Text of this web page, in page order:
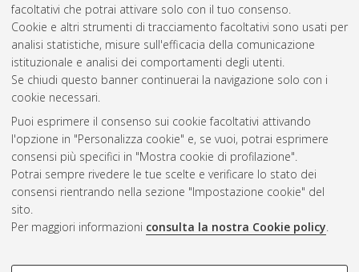
facoltativi che potrai attivare solo con il tuo consenso.
Cookie e altri strumenti di tracciamento facoltativi sono usati per
analisi statistiche, misure sull'efficacia della comunicazione
istituzionale e analisi dei comportamenti degli utenti.
Se chiudi questo banner continuerai la navigazione solo con i
cookie necessari.
Puoi esprimere il consenso sui cookie facoltativi attivando
l'opzione in "Personalizza cookie" e, se vuoi, potrai esprimere
consensi più specifici in "Mostra cookie di profilazione".
Potrai sempre rivedere le tue scelte e verificare lo stato dei
consensi rientrando nella sezione "Impostazione cookie" del
sito.
Per maggiori informazioni consulta la nostra Cookie policy.
Gestione del documento:
Atom
Rss 1.0
Rss 2.0
AMS Laurea
Impostazioni Cookie